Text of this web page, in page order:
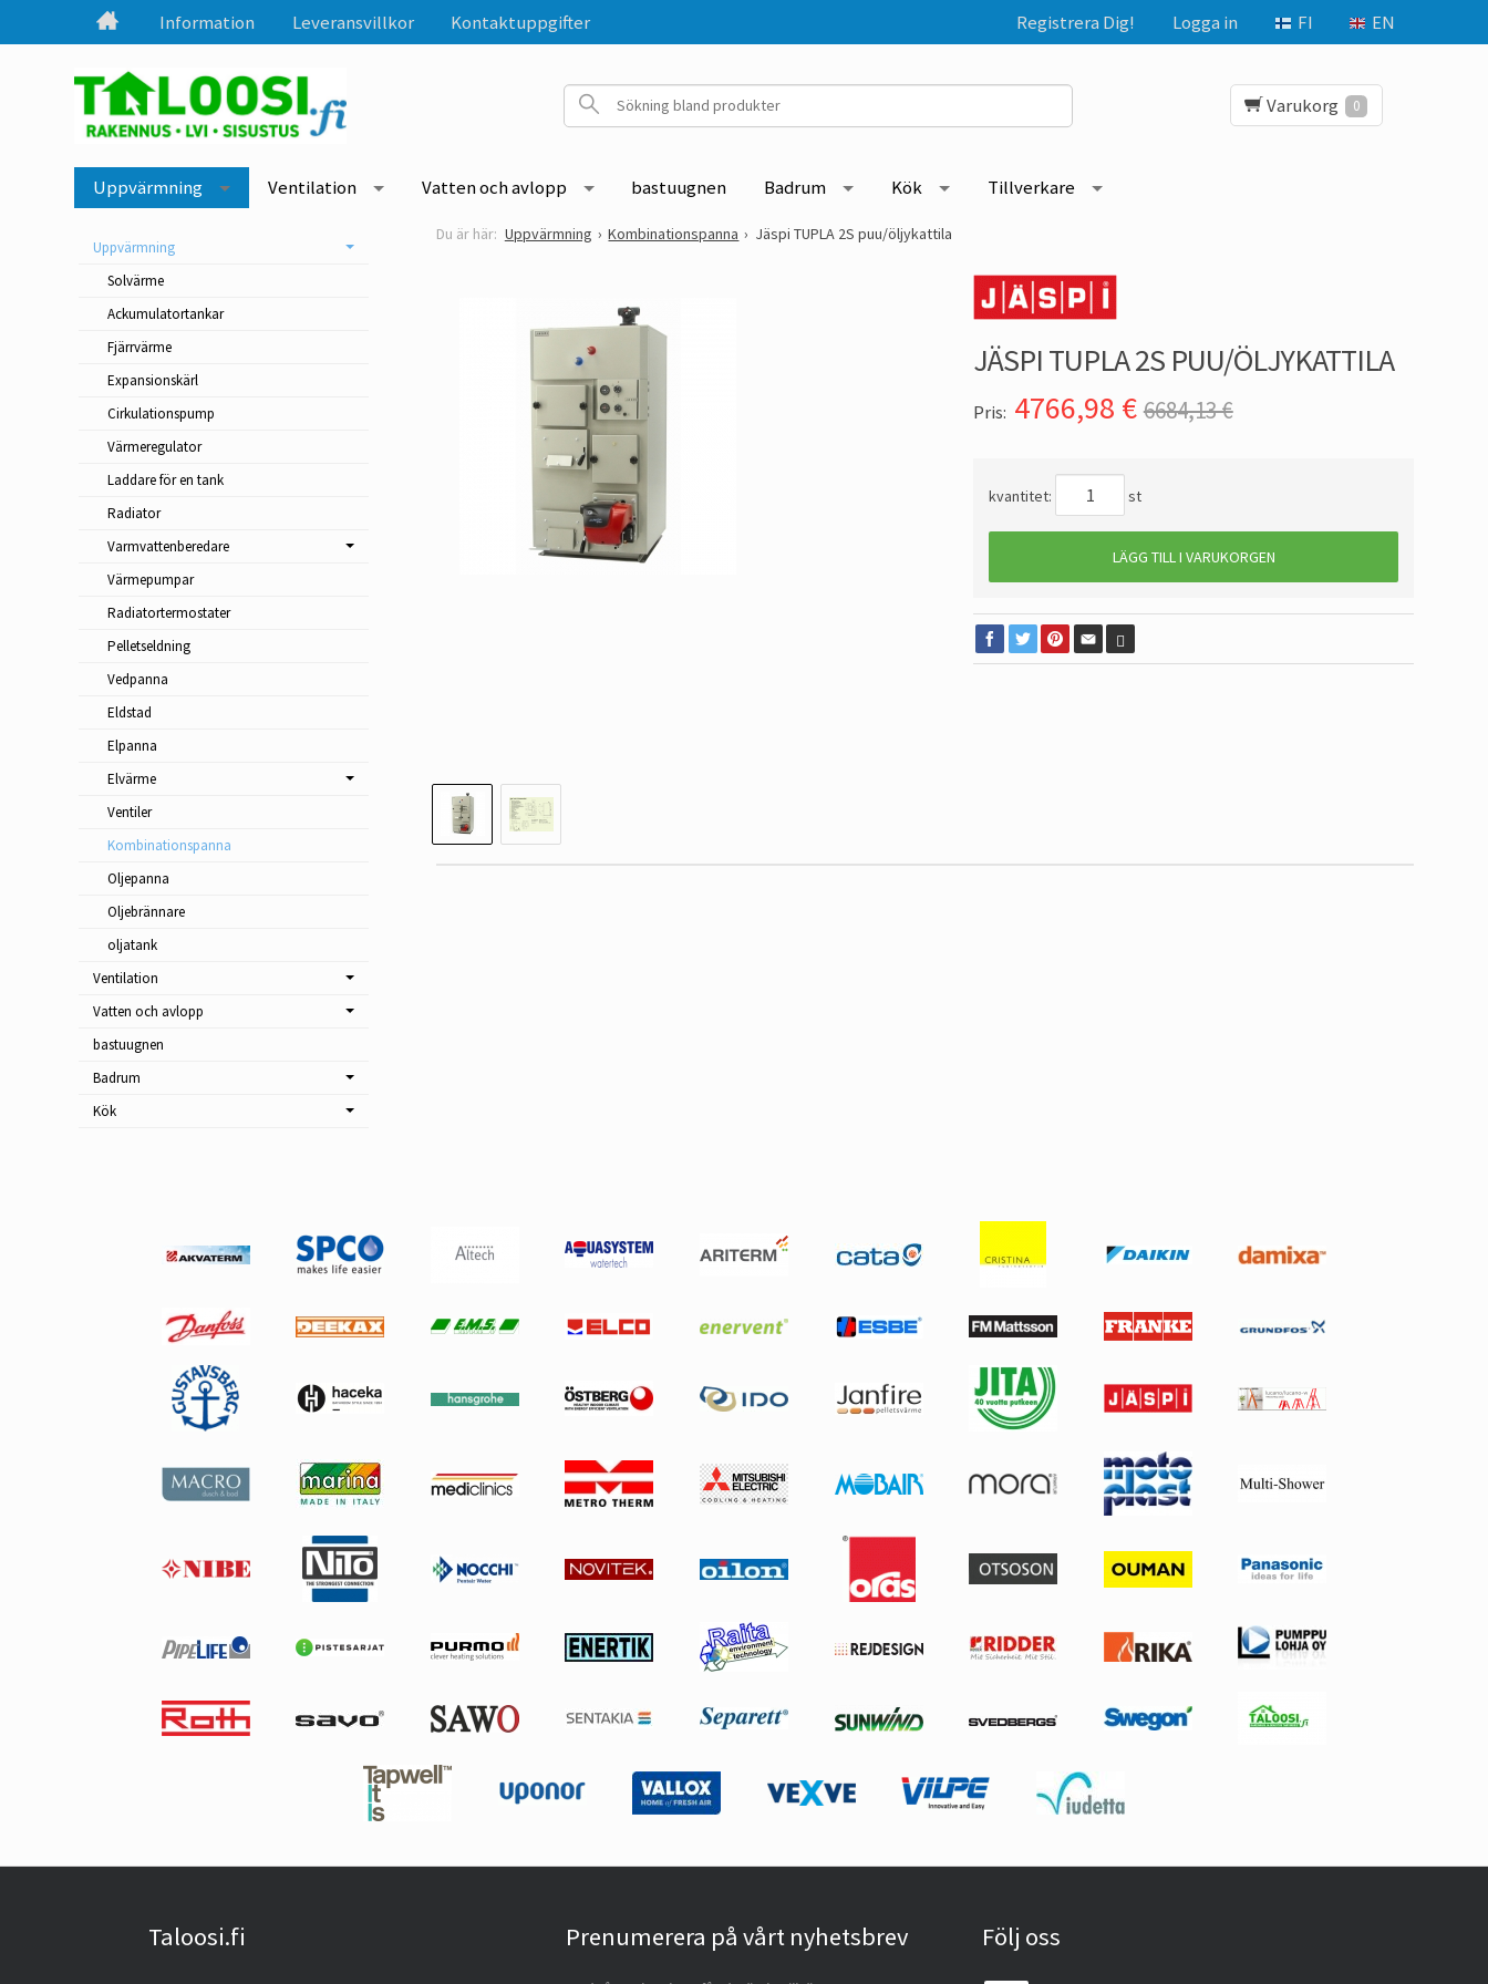
FI EN
Registrera Dig! Logga in
Information Leveransvillkor Kontaktuppgifter
Varukorg 0
Uppvärmning Ventilation Vatten och avlopp bastuugnen Badrum Kök Tillverkare
Uppvärmning Kombinationspanna Jäspi TUPLA 2S puu/öljykattila
JÄSPI TUPLA 2S PUU/ÖLJYKATTILA
Pris: 4766,98 € 6684,13 €
kvantitet: st
LÄGG TILL I VARUKORGEN
Uppvärmning
Solvärme
Ackumulatortankar
Fjärrvärme
Expansionskärl
Cirkulationspump
Värmeregulator
Laddare för en tank
Radiator
Varmvattenberedare
Värmepumpar
Radiatortermostater
Pelletseldning
Vedpanna
Eldstad
Elpanna
Elvärme
Ventiler
Kombinationspanna
Oljepanna
Oljebrännare
oljatank
Ventilation
Vatten och avlopp
bastuugnen
Badrum
Kök
Taloosi.fi Prenumerera på vårt nyhetsbrev Följ oss